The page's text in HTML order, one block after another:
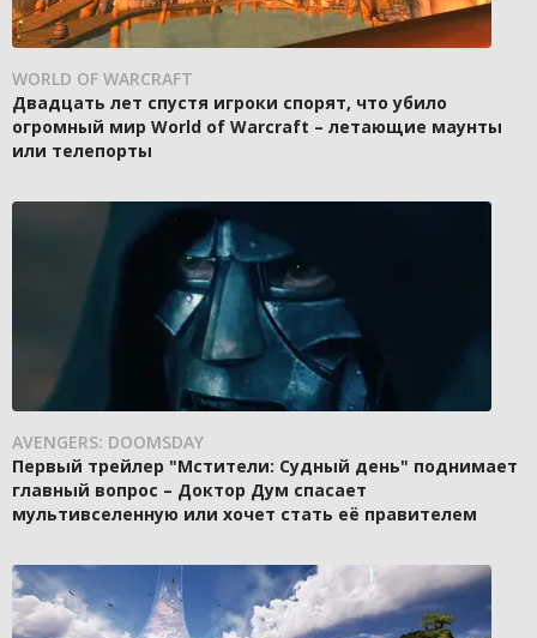
WORLD OF WARCRAFT
Двадцать лет спустя игроки спорят, что убило
огромный мир World of Warcraft – летающие маунты
или телепорты
AVENGERS: DOOMSDAY
Первый трейлер "Мстители: Судный день" поднимает
главный вопрос – Доктор Дум спасает
мультивселенную или хочет стать её правителем